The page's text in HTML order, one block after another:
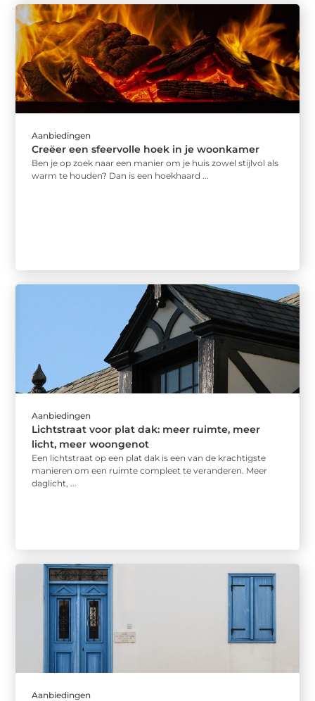
Aanbiedingen
Creëer een sfeervolle hoek in je woonkamer
Ben je op zoek naar een manier om je huis zowel stijlvol als
warm te houden? Dan is een hoekhaard ...
Aanbiedingen
Lichtstraat voor plat dak: meer ruimte, meer
licht, meer woongenot
Een lichtstraat op een plat dak is een van de krachtigste
manieren om een ruimte compleet te veranderen. Meer
daglicht, ...
Aanbiedingen